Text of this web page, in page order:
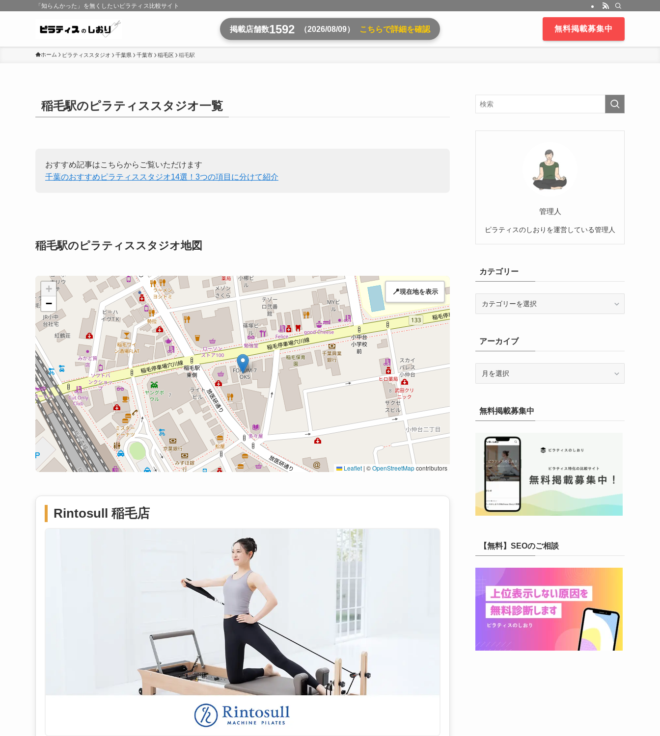
「知らんかった」を無くしたいピラティス比較サイト
無料掲載募集中
掲載店舗数1592 （2026/08/09） こちらで詳細を確認
ホーム ピラティススタジオ 千葉県 千葉市 稲毛区 稲毛駅
稲毛駅のピラティススタジオ一覧
おすすめ記事はこちらからご覧いただけます
千葉のおすすめピラティススタジオ14選！3つの項目に分けて紹介
稲毛駅のピラティススタジオ地図
+
−
Leaflet | ©OpenStreetMapcontributors
📍現在地を表示
Rintosull 稲毛店
管理人
ピラティスのしおりを運営している管理人
カテゴリー
ーアーカイブ
ブ無料掲載募集中
【無料】SEOのご相談